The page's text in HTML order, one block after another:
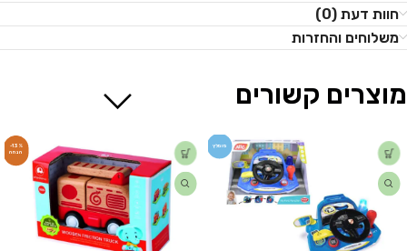
חוות דעת (0)
משלוחים והחזרות
מוצרים קשורים
מומלץ -13%